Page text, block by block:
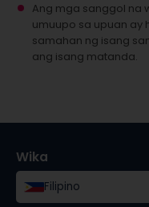
Ang mga sanggol na
umuupo sa upuan ay
samahan ng isang
ang isang matanda.
Wika
Filipino